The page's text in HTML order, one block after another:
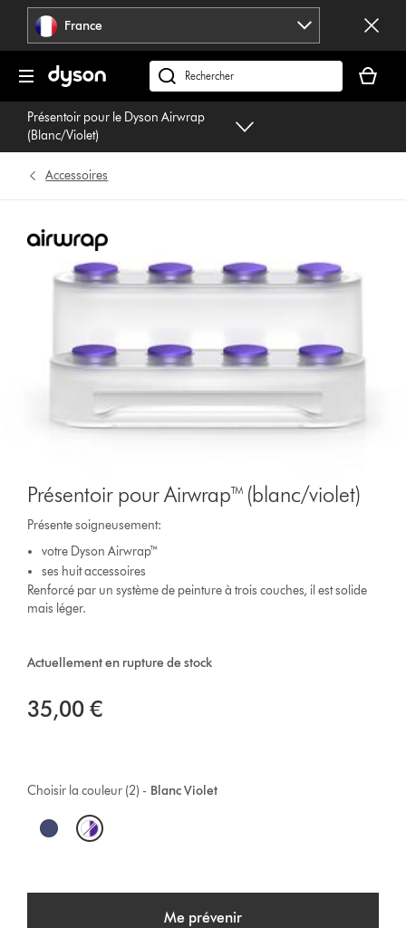
Sauter
pages
France
Rechercher
des
produits
panier
est
Présentoir pour le Dyson Airwrap
(Blanc/Violet)
Accessoires
Présentoir pour Airwrap™ (blanc/violet)
Présente soigneusement:
votre Dyson Airwrap™
ses huit accessoires
Renforcé par un système de peinture à trois couches, il est solide
mais léger.
Actuellement en rupture de stock
35,00 €
Blanc Violet
Choisir la couleur (2) -
O
t
Me prévenir